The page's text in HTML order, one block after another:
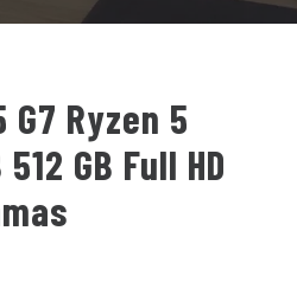
Ryzen 5
GB Full HD